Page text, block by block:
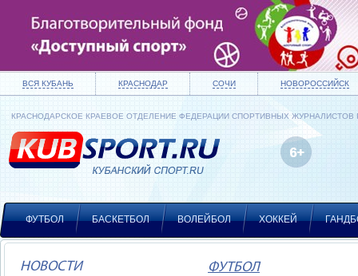
ВСЯ КУБАНЬ КРАСНОДАР СОЧИ НОВОРОССИЙСК
КРАСНОДАРСКОЕ КРАЕВОЕ ОТДЕЛЕНИЕ ФЕДЕРАЦИИ СПОРТИВНЫХ ЖУРНАЛИСТОВ
ФУТБОЛ БАСКЕТБОЛ ВОЛЕЙБОЛ ХОККЕЙ
НОВОСТИ ФУТБОЛ